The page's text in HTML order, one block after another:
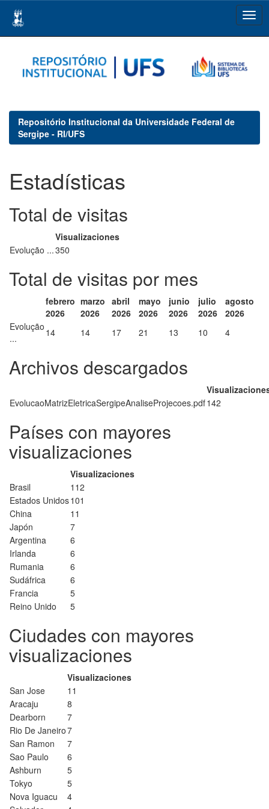
navigation
Repositório Institucional da Universidade Federal de
Sergipe - RI/UFS
Estadísticas
Total de visitas
Visualizaciones
Evolução ...350
Total de visitas por mes
febrero
2026
marzo
2026
abril
2026
mayo
2026
junio
2026
julio
2026
agosto
2026
Evolução
...
14 14 17 21 13 10 4
Archivos descargados
EvolucaoMatrizEletricaSergipeAnaliseProjecoes.pdf142
Países con mayores
visualizaciones
Visualizaciones
Brasil
112
Estados Unidos101
China
11
Japón
7
Argentina
6
Irlanda
6
Rumania
6
Sudáfrica
6
Francia
5
Reino Unido
5
Ciudades con mayores
visualizaciones
Visualizaciones
San Jose
11
Aracaju
8
Dearborn
7
Rio De Janeiro7
San Ramon
7
Sao Paulo
6
Ashburn
5
Tokyo
5
Nova Iguacu
4